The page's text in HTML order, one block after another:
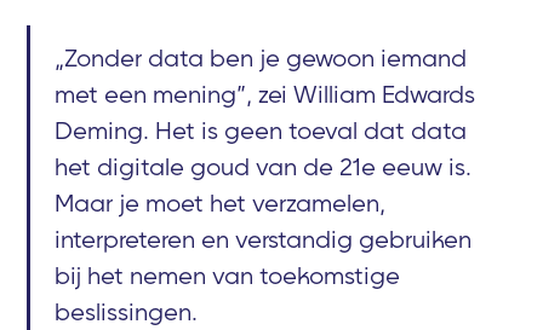
„Zonder data ben je gewoon iemand
met een mening”, zei William Edwards
Deming. Het is geen toeval dat data
het digitale goud van de 21e eeuw is.
Maar je moet het verzamelen,
interpreteren en verstandig gebruiken
bij het nemen van toekomstige
beslissingen.